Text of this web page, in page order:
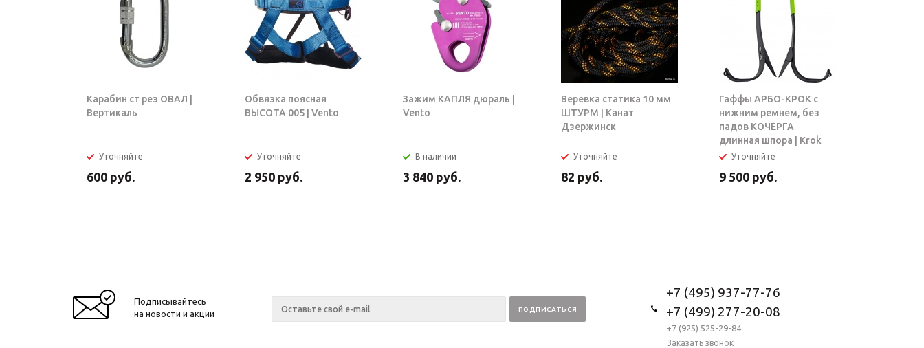
Карабин ст рез ОВАЛ |
Вертикаль
Уточняйте
600 руб.
Обвязка поясная
ВЫСОТА 005 | Vento
Уточняйте
2 950 руб.
Зажим КАПЛЯ дюраль |
Vento
В наличии
3 840 руб.
Веревка статика 10 мм
ШТУРМ | Канат
Дзержинск
Уточняйте
82 руб.
Гаффы АРБО-КРОК с
нижним ремнем, без
падов КОЧЕРГА
длинная шпора | Krok
Уточняйте
9 500 руб.
Подписывайтесь
на новости и акции
+7 (495) 937-77-76
+7 (499) 277-20-08
+7 (925) 525-29-84
Заказать звонок